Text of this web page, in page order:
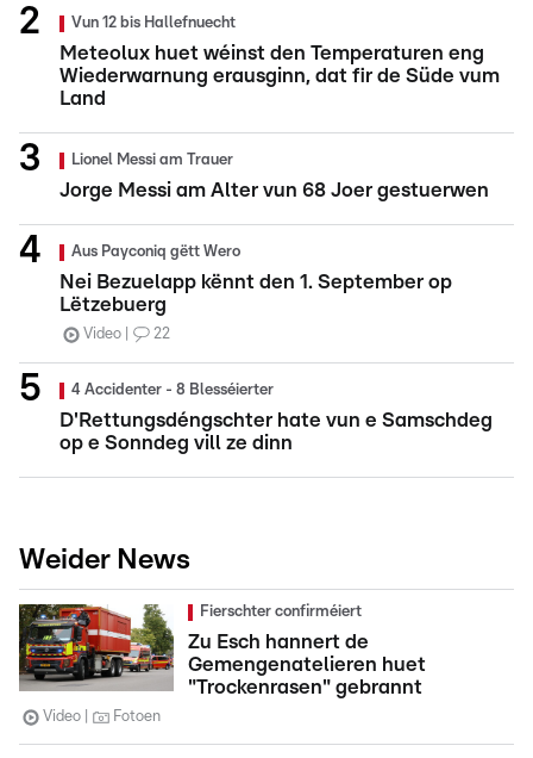
Vun 12 bis Hallefnuecht
Meteolux huet wéinst den Temperaturen eng
Wiederwarnung erausginn, dat fir de Süde vum
Land
Lionel Messi am Trauer
Jorge Messi am Alter vun 68 Joer gestuerwen
Aus Payconiq gëtt Wero
Nei Bezuelapp kënnt den 1. September op
Lëtzebuerg
Video 22
4 Accidenter - 8 Blesséierter
D'Rettungsdéngschter hate vun e Samschdeg
op e Sonndeg vill ze dinn
Weider News
Fierschter confirméiert
Zu Esch hannert de
Gemengenatelieren huet
"Trockenrasen" gebrannt
Video Fotoen